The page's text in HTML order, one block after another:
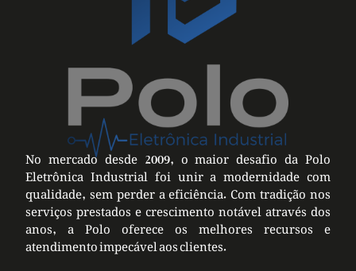
No mercado desde 2009, o maior desafio da Polo
Eletrônica Industrial foi unir a modernidade com
qualidade, sem perder a eficiência. Com tradição nos
serviços prestados e crescimento notável através dos
anos, a Polo oferece os melhores recursos e
atendimento impecável aos clientes.